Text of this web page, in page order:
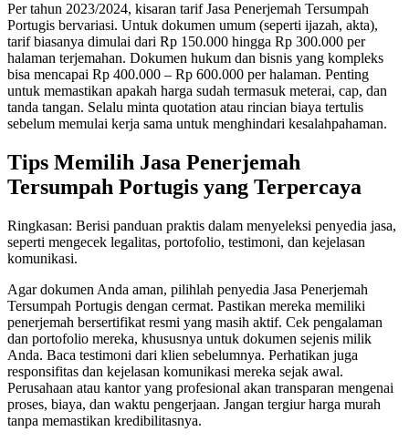
Per tahun 2023/2024, kisaran tarif Jasa Penerjemah Tersumpah
Portugis bervariasi. Untuk dokumen umum (seperti ijazah, akta),
tarif biasanya dimulai dari Rp 150.000 hingga Rp 300.000 per
halaman terjemahan. Dokumen hukum dan bisnis yang kompleks
bisa mencapai Rp 400.000 – Rp 600.000 per halaman. Penting
untuk memastikan apakah harga sudah termasuk meterai, cap, dan
tanda tangan. Selalu minta quotation atau rincian biaya tertulis
sebelum memulai kerja sama untuk menghindari kesalahpahaman.
Tips Memilih Jasa Penerjemah
Tersumpah Portugis yang Terpercaya
Ringkasan: Berisi panduan praktis dalam menyeleksi penyedia jasa,
seperti mengecek legalitas, portofolio, testimoni, dan kejelasan
komunikasi.
Agar dokumen Anda aman, pilihlah penyedia Jasa Penerjemah
Tersumpah Portugis dengan cermat. Pastikan mereka memiliki
penerjemah bersertifikat resmi yang masih aktif. Cek pengalaman
dan portofolio mereka, khususnya untuk dokumen sejenis milik
Anda. Baca testimoni dari klien sebelumnya. Perhatikan juga
responsifitas dan kejelasan komunikasi mereka sejak awal.
Perusahaan atau kantor yang profesional akan transparan mengenai
proses, biaya, dan waktu pengerjaan. Jangan tergiur harga murah
tanpa memastikan kredibilitasnya.